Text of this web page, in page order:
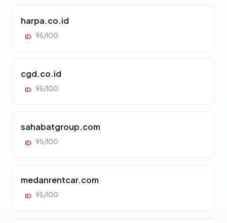
harpa.co.id
ID 95/100
cgd.co.id
ID 95/100
sahabatgroup.com
ID 95/100
medanrentcar.com
ID 95/100